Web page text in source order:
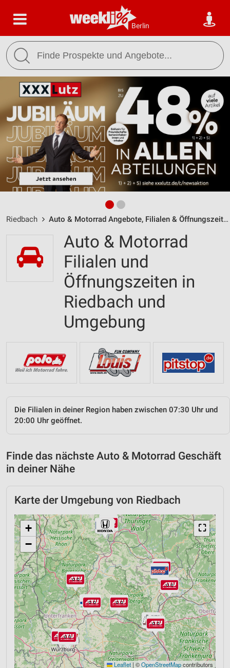
Berlin
Riedbach Auto & Motorrad Angebote, Filialen & Öffnungszeiten
Auto & Motorrad
Filialen und
Öffnungszeiten in
Riedbach und
Umgebung
Die Filialen in deiner Region haben zwischen 07:30 Uhr und
20:00 Uhr geöffnet.
Finde das nächste Auto & Motorrad Geschäft
in deiner Nähe
Karte der Umgebung von Riedbach
⛶
+
−
Leaflet | ©OpenStreetMapcontributors